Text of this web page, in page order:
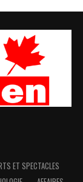
ET SPECTACLES